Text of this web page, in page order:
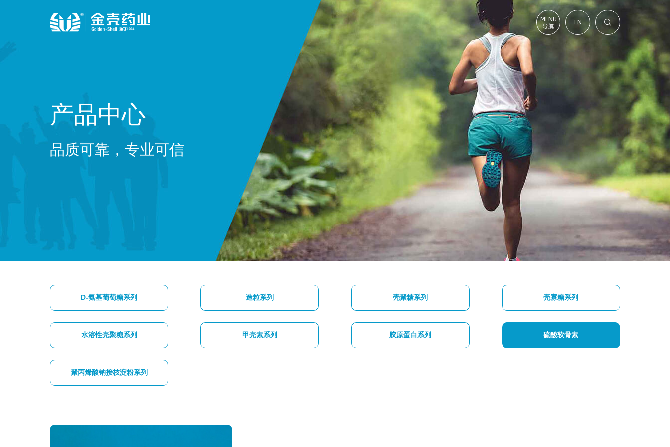
MENU
导航
EN 
产品中心
品质可靠，专业可信
D-氨基葡萄糖系列 造粒系列 壳聚糖系列 壳寡糖系列
水溶性壳聚糖系列 甲壳素系列 胶原蛋白系列 硫酸软骨素
聚丙烯酸钠接枝淀粉系列